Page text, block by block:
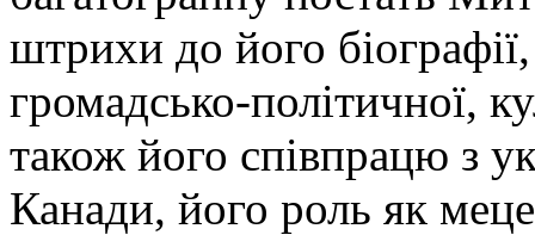
штрихи до його біографії,
громадсько-політичної,
також його співпрацю з
Канади, його роль як